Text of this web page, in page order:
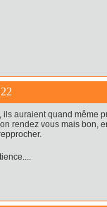
ils auraient quand même
rendez vous mais bon,